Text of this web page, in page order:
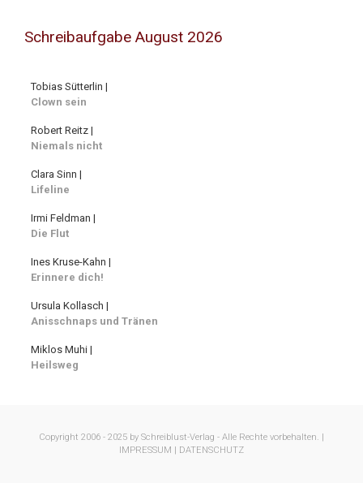
Schreibaufgabe August 2026
Tobias Sütterlin |
Clown sein
Robert Reitz |
Niemals nicht
Clara Sinn |
Lifeline
Irmi Feldman |
Die Flut
Ines Kruse-Kahn |
Erinnere dich!
Ursula Kollasch |
Anisschnaps und Tränen
Miklos Muhi |
Heilsweg
Copyright 2006 - 2025 by Schreiblust-Verlag - Alle Rechte vorbehalten. |
IMPRESSUM |
DATENSCHUTZ